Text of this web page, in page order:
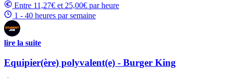
Entre 11,27€ et 25,00€ par heure
1 - 40 heures par semaine
lire la suite
Equipier(ère) polyvalent(e) - Burger King